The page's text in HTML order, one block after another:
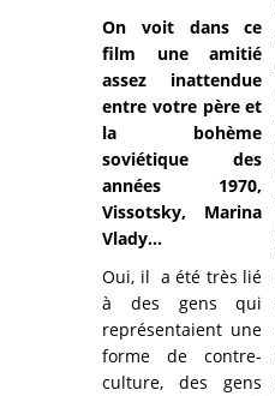
On voit dans ce
film une amitié
assez inattendue
entre votre père et
la bohème
soviétique des
années 1970,
Vissotsky, Marina
Vlady…
Oui, il a été très lié
à des gens qui
représentaient une
forme de contre-
culture, des gens